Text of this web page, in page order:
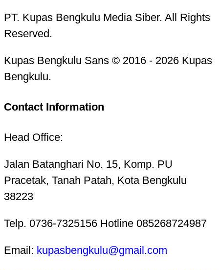
PT. Kupas Bengkulu Media Siber. All Rights
Reserved.
Kupas Bengkulu Sans © 2016 - 2026 Kupas
Bengkulu.
Contact Information
Head Office:
Jalan Batanghari No. 15, Komp. PU
Pracetak, Tanah Patah, Kota Bengkulu
38223
Telp. 0736-7325156 Hotline 085268724987
Email: kupasbengkulu@gmail.com